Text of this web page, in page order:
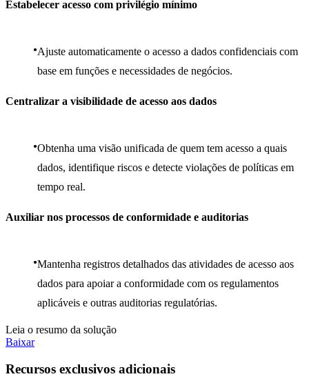
Estabelecer acesso com privilégio mínimo
Ajuste automaticamente o acesso a dados confidenciais com
base em funções e necessidades de negócios.
Centralizar a visibilidade de acesso aos dados
Obtenha uma visão unificada de quem tem acesso a quais
dados, identifique riscos e detecte violações de políticas em
tempo real.
Auxiliar nos processos de conformidade e auditorias
Mantenha registros detalhados das atividades de acesso aos
dados para apoiar a conformidade com os regulamentos
aplicáveis e outras auditorias regulatórias.
Leia o resumo da solução
Baixar
Recursos exclusivos adicionais